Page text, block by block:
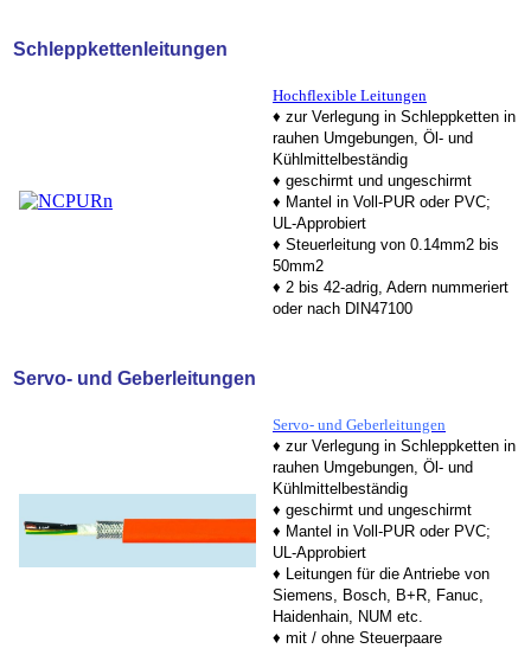
Schleppkettenleitungen
Hochflexible Leitungen
♦ zur Verlegung in Schleppketten in
rauhen Umgebungen, Öl- und
Kühlmittelbeständig
♦ geschirmt und ungeschirmt
♦ Mantel in Voll-PUR oder PVC;
UL-Approbiert
♦ Steuerleitung von 0.14mm2 bis
50mm2
♦ 2 bis 42-adrig, Adern nummeriert
oder nach DIN47100
Servo- und Geberleitungen
Servo- und Geberleitungen
♦ zur Verlegung in Schleppketten in
rauhen Umgebungen, Öl- und
Kühlmittelbeständig
♦ geschirmt und ungeschirmt
♦ Mantel in Voll-PUR oder PVC;
UL-Approbiert
♦ Leitungen für die Antriebe von
Siemens, Bosch, B+R, Fanuc,
Haidenhain, NUM etc.
♦ mit / ohne Steuerpaare